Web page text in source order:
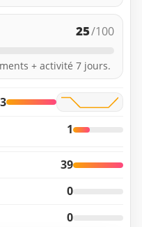
25/100
+ activité 7 jours.
3
1
39
0
0